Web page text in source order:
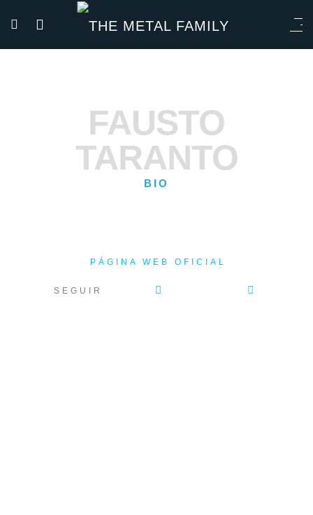
FAUSTO
TARANTO
BIO
PÁGINA WEB OFICIAL
SEGUIR